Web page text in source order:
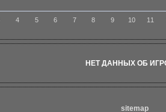
4 5 6 7 8 9 10 11
НЕТ ДАННЫХ ОБ
sitemap